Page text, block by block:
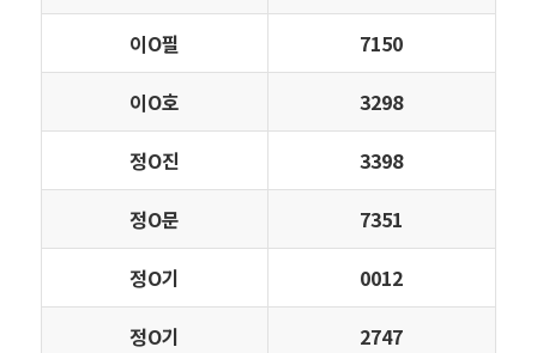
이Ο필 7150
이Ο호 3298
정Ο진 3398
정Ο문 7351
정Ο기 0012
정Ο기 2747